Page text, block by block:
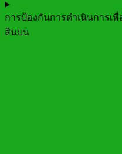
การป้องกันการดำเนินการเ
สินบน